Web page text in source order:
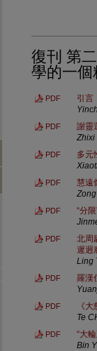
復刊 第
學的一個
PDF
引言
PDF
謝靈
Zhixi
PDF
多元
PDF
慧遠
PDF
“分
PDF
北周
遲迥
Ling
PDF
羅漢
PDF
《
Te
PDF
“大
Bin